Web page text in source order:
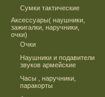
Сумки тактические
Аксессуары( наушники,
зажигалки, наручники,
очки)
Очки
Наушники и подавители
звуков армейские
Часы , наручники,
паракорты